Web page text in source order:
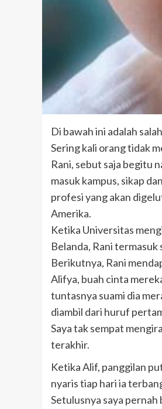
Di bawah ini adalah
Sering kali orang tidak
Rani, sebut saja begitu
masuk kampus, sikap
profesi yang akan
Amerika.
Ketika Universitas
Belanda, Rani
Berikutnya, Rani
Alifya, buah cinta
tuntasnya suami dia
diambil dari huruf
Saya tak sempat
terakhir.
Ketika Alif, panggilan
nyaris tiap hari ia
Setulusnya saya